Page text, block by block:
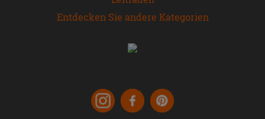
Entdecken Sie andere Kategorien